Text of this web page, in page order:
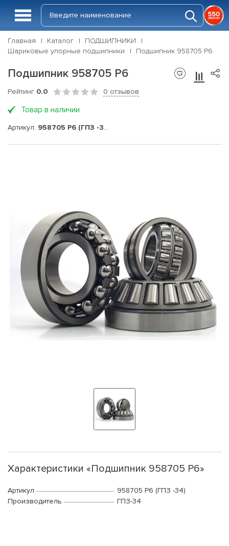
Главная Каталог
ПОДШИПНИКИ
Шариковые упорные подшипники
Подшипник 958705 P6
Подшипник 958705 P6
Рейтинг 0.0 0 отзывов
Товар в наличии
Артикул: 958705 P6 (ГПЗ -34)
Характеристики «Подшипник 958705 P6»
Артикул
958705 P6 (ГПЗ -34)
Производитель
ГПЗ-34